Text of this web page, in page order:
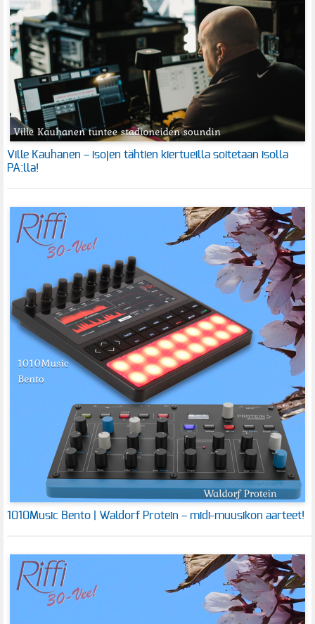
Ville Kauhanen – isojen tähtien kiertueilla soitetaan isolla
PA:lla!
1010Music Bento | Waldorf Protein – midi-muusikon aarteet!